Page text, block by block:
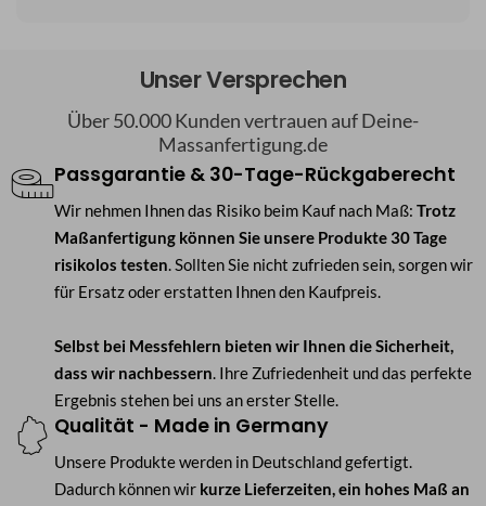
Unser Versprechen
Über 50.000 Kunden vertrauen auf Deine-
Massanfertigung.de
Passgarantie & 30-Tage-Rückgaberecht
Wir nehmen Ihnen das Risiko beim Kauf nach Maß: Trotz
Maßanfertigung können Sie unsere Produkte 30 Tage
risikolos testen. Sollten Sie nicht zufrieden sein, sorgen wir
für Ersatz oder erstatten Ihnen den Kaufpreis.
Selbst bei Messfehlern bieten wir Ihnen die Sicherheit,
dass wir nachbessern. Ihre Zufriedenheit und das perfekte
Ergebnis stehen bei uns an erster Stelle.
Qualität - Made in Germany
Unsere Produkte werden in Deutschland gefertigt.
Dadurch können wir kurze Lieferzeiten, ein hohes Maß an